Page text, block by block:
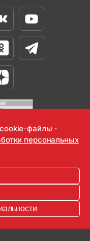
ВконтактеYoutube
Одноклассники
Телеграм
Яндекс Дзен
cookie-файлы -
персональных